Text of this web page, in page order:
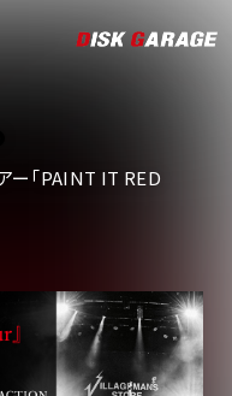
ー「PAINT IT RED